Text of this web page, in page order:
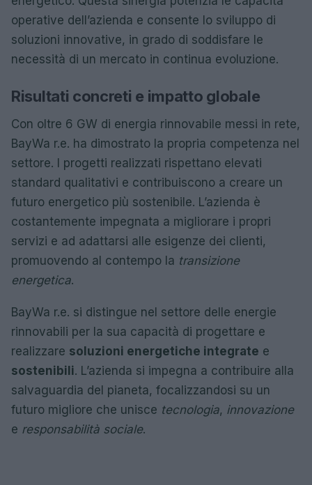
operative dell’azienda e consente lo sviluppo di
soluzioni innovative, in grado di soddisfare le
necessità di un mercato in continua evoluzione.
Risultati concreti e impatto globale
Con oltre 6 GW di energia rinnovabile messi in rete,
BayWa r.e. ha dimostrato la propria competenza nel
settore. I progetti realizzati rispettano elevati
standard qualitativi e contribuiscono a creare un
futuro energetico più sostenibile. L’azienda è
costantemente impegnata a migliorare i propri
servizi e ad adattarsi alle esigenze dei clienti,
promuovendo al contempo la transizione
energetica.
BayWa r.e. si distingue nel settore delle energie
rinnovabili per la sua capacità di progettare e
realizzare soluzioni energetiche integrate e
sostenibili. L’azienda si impegna a contribuire alla
salvaguardia del pianeta, focalizzandosi su un
futuro migliore che unisce tecnologia, innovazione
e responsabilità sociale.